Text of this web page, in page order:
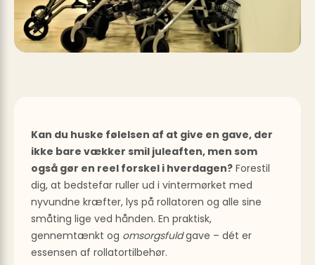
Kan du huske følelsen af at give en gave, der
ikke bare vækker smil juleaften, men som
også gør en reel forskel i hverdagen? Forestil
dig, at bedstefar ruller ud i vintermørket med
nyvundne kræfter, lys på rollatoren og alle sine
småting lige ved hånden. En praktisk,
gennemtænkt og omsorgsfuldgave – dét er
essensen af rollatortilbehør.